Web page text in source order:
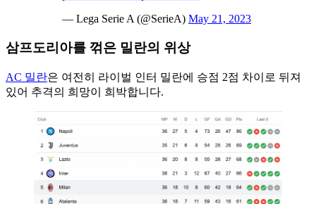
— Lega Serie A (@SerieA) May 21, 2023
삼프도리아를 꺾은 밀란의 위상
AC 밀란은 여전히 라이벌 인터 밀란에 승점 2점 차이로 뒤져
있어 추격의 희망이 희박합니다.